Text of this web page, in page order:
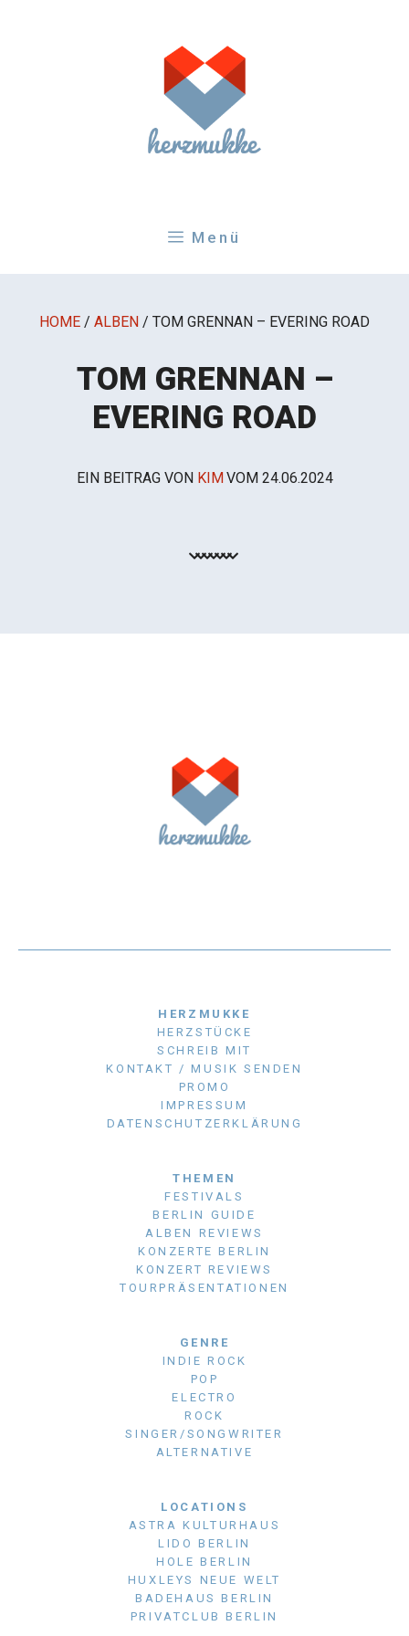
Menü
HOME / ALBEN / TOM GRENNAN – EVERING ROAD
TOM GRENNAN –
EVERING ROAD
EIN BEITRAG VON KIMVOM 24.06.2024
HERZMUKKE
HERZSTÜCKE
SCHREIB MIT
KONTAKT / MUSIK SENDEN
PROMO
IMPRESSUM
DATENSCHUTZERKLÄRUNG
THEMEN
FESTIVALS
BERLIN GUIDE
ALBEN REVIEWS
KONZERTE BERLIN
KONZERT REVIEWS
TOURPRÄSENTATIONEN
GENRE
INDIE ROCK
POP
ELECTRO
ROCK
SINGER/SONGWRITER
ALTERNATIVE
LOCATIONS
ASTRA KULTURHAUS
LIDO BERLIN
HOLE BERLIN
HUXLEYS NEUE WELT
BADEHAUS BERLIN
PRIVATCLUB BERLIN